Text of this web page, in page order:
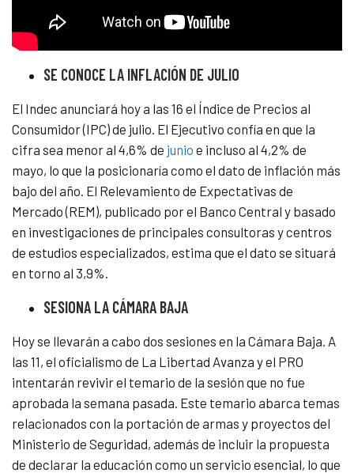
SE CONOCE LA INFLACIÓN DE JULIO
El Indec anunciará hoy a las 16 el Índice de Precios al
Consumidor (IPC) de julio. El Ejecutivo confía en que la
cifra sea menor al 4,6% de junio e incluso al 4,2% de
mayo, lo que la posicionaría como el dato de inflación más
bajo del año. El Relevamiento de Expectativas de
Mercado (REM), publicado por el Banco Central y basado
en investigaciones de principales consultoras y centros
de estudios especializados, estima que el dato se situará
en torno al 3,9%.
SESIONA LA CÁMARA BAJA
Hoy se llevarán a cabo dos sesiones en la Cámara Baja. A
las 11, el oficialismo de La Libertad Avanza y el PRO
intentarán revivir el temario de la sesión que no fue
aprobada la semana pasada. Este temario abarca temas
relacionados con la portación de armas y proyectos del
Ministerio de Seguridad, además de incluir la propuesta
de declarar la educación como un servicio esencial, lo que